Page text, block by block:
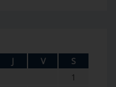
J V
S
1